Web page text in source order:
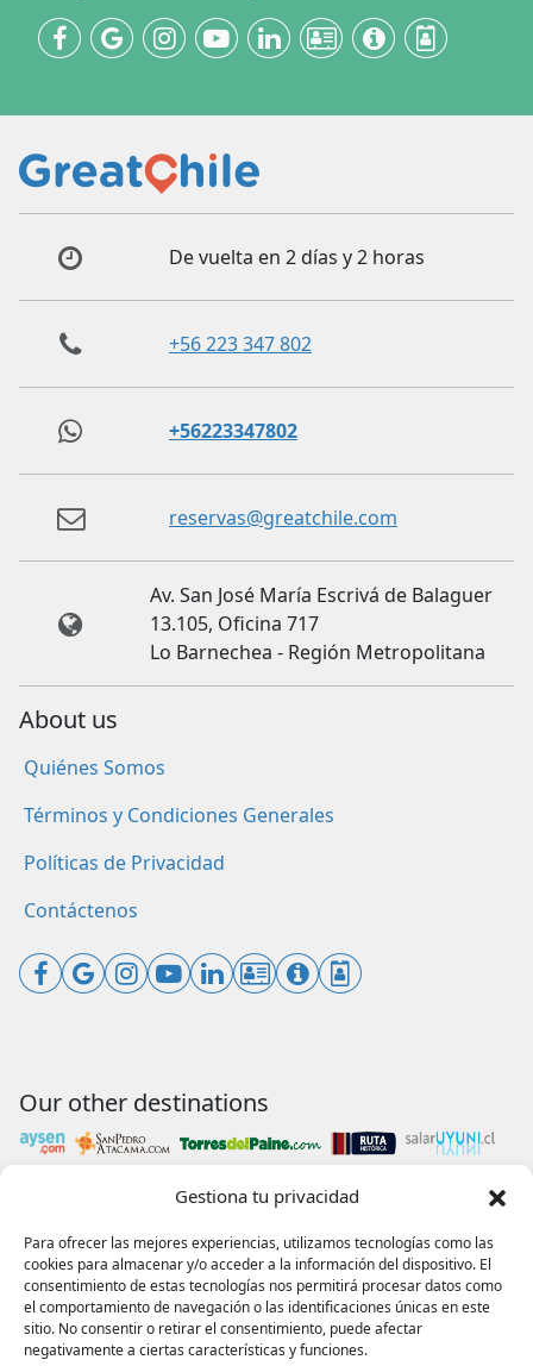
Gestiona tu privacidad
Para ofrecer las mejores experiencias, utilizamos tecnologías como las
cookies para almacenar y/o acceder a la información del dispositivo. El
consentimiento de estas tecnologías nos permitirá procesar datos como
el comportamiento de navegación o las identificaciones únicas en este
sitio. No consentir o retirar el consentimiento, puede afectar
negativamente a ciertas características y funciones.
De vuelta en 2 días y 2 horas
+56 223 347 802
+56223347802
reservas@greatchile.com
Av. San José María Escrivá de Balaguer
13.105, Oficina 717
Lo Barnechea - Región Metropolitana
About us
Quiénes Somos
Términos y Condiciones Generales
Políticas de Privacidad
Contáctenos
Our other destinations
Our collaborations